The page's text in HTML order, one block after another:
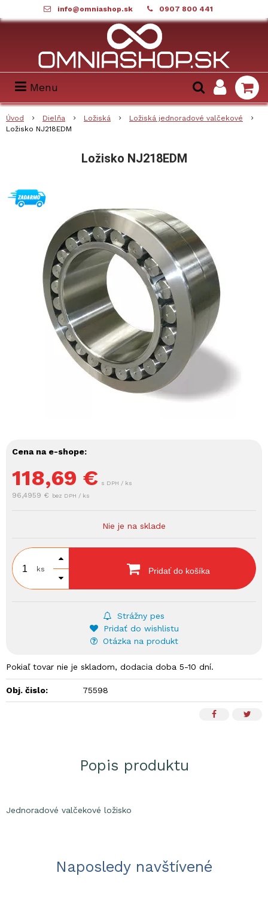
info@omniashop.sk 0907 800 441
Menu
Úvod Dielňa Ložiská
Ložiská jednoradové valčekové
Ložisko NJ218EDM
Ložisko NJ218EDM
Cena na e-shope:
118,69 € s DPH / ks
96,4959 € bez DPH / ks
Nie je na sklade
ks Pridať do košíka
Strážny pes
Pridať do wishlistu
Otázka na produkt
Pokiaľ tovar nie je skladom, dodacia doba 5-10 dní.
Obj. čislo: 75598
Popis produktu
Jednoradové valčekové ložisko
Naposledy navštívené